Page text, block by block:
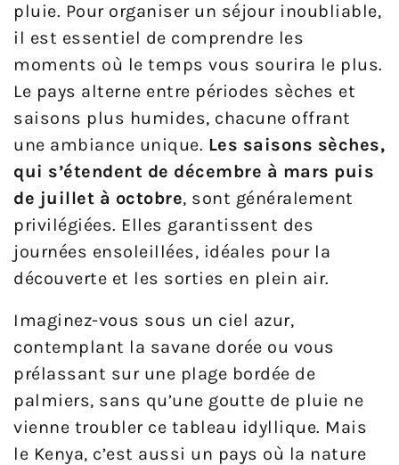
pluie. Pour organiser un séjour inoubliable,
il est essentiel de comprendre les
moments où le temps vous sourira le plus.
Le pays alterne entre périodes sèches et
saisons plus humides, chacune offrant
une ambiance unique. Les saisons sèches,
qui s’étendent de décembre à mars puis
de juillet à octobre, sont généralement
privilégiées. Elles garantissent des
journées ensoleillées, idéales pour la
découverte et les sorties en plein air.
Imaginez-vous sous un ciel azur,
contemplant la savane dorée ou vous
prélassant sur une plage bordée de
palmiers, sans qu’une goutte de pluie ne
vienne troubler ce tableau idyllique. Mais
le Kenya, c’est aussi un pays où la nature